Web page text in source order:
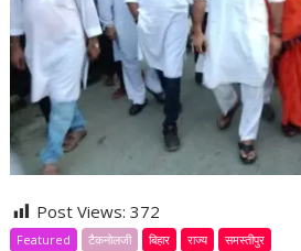
Post Views:372
Featured टैकनोलजी बिहार राज्य समस्तीपुर